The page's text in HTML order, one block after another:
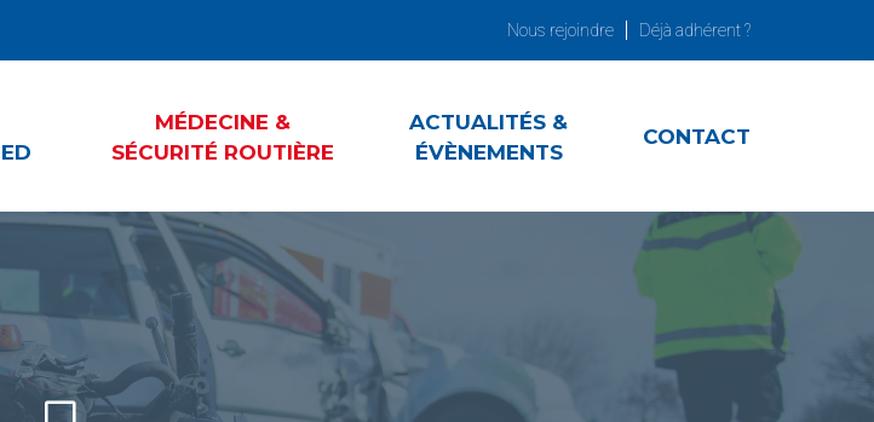
Nous rejoindre Déjà adhérent ?
MÉDECINE &
SÉCURITÉ ROUTIÈRE
ACTUALITÉS &
ÉVÈNEMENTS
CONTACT